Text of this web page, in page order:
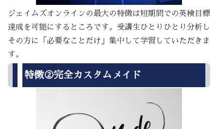
ジェイムズオンラインの最大の特徴は短期間での英検目標
達成を可能にするところです。受講生ひとりひとり分析し
その方に「必要なことだけ」集中して学習していただきま
す。
特徴②完全カスタムメイド